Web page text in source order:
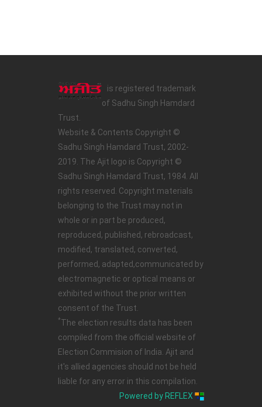
is registered trademark
of Sadhu Singh Hamdard
Trust.
Website & Contents Copyright ©
Sadhu Singh Hamdard Trust, 2002-
2019. The Ajit logo is Copyright ©
Sadhu Singh Hamdard Trust, 1984. All
rights reserved. Copyright materials
belonging to the Trust may not in
whole or in part be produced,
reproduced, published, rebroadcast,
modified, translated, converted,
performed, adapted,communicated by
electromagnetic or optical means or
exhibited without the prior written
consent of the Trust.
*The election results data has been
compiled from the official website of
Election Commision of India. Ajit and
it's allied agencies should not be held
liable for any error in this compilation.
Powered by REFLEX